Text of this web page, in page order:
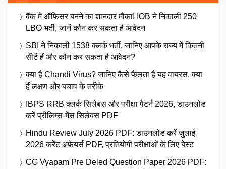
बैंक में ऑफिसर बनने का शानदार मौका! IOB ने निकाली 250
LBO भर्ती, जानें कौन कर सकता है आवेदन
SBI ने निकाली 1538 क्लर्क भर्ती, जानिए आपके राज्य में कितनी
सीटें हैं और कौन कर सकता है आवेदन?
क्या है Chandi Virus? जानिए कैसे फैलता है यह वायरस, क्या
हैं लक्षण और बचाव के तरीके
IBPS RRB क्लर्क सिलेबस और परीक्षा पैटर्न 2026, डाउनलोड
करें प्रीलिम्स-मेंस सिलेबस PDF
Hindu Review July 2026 PDF: डाउनलोड करें जुलाई
2026 करेंट अफेयर्स PDF, प्रतियोगी परीक्षाओं के लिए बेस्ट
CG Vyapam Pre Deled Question Paper 2026 PDF: